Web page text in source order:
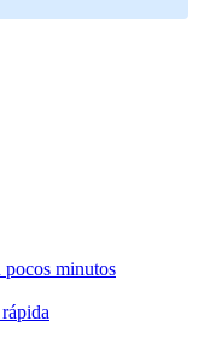
pocos minutos